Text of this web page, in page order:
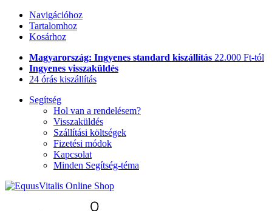
Navigációhoz
Tartalomhoz
Kosárhoz
Magyarország: Ingyenes standard kiszállítás 22.000 Ft-tól
Ingyenes visszaküldés
24 órás kiszállítás
Segítség
Hol van a rendelésem?
Visszaküldés
Szállítási költségek
Fizetési módok
Kapcsolat
Minden Segítség-téma